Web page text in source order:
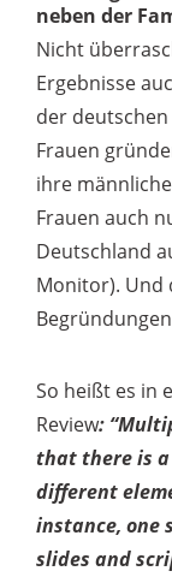
neben der
Nicht
Ergebnisse
der
Frauen
ihre
Frauen auch
Deutschland
Monitor). Und
So heißt es in
Review:
that there is
different
instance, one
slides and